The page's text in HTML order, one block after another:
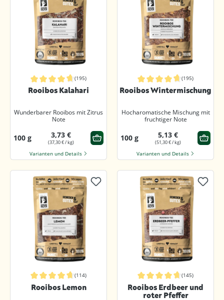
Durchschnittliche Bewertung von 4.7 von 5 Sternen
(195)
Rooibos Kalahari
Wunderbarer Rooibos mit Zitrus
Note
100 g 3,73 €
(37,30 € / kg)
Varianten und Details
Durchschnittliche Bewertung von
(195)
Rooibos Wintermischung
Hocharomatische Mischung mit
fruchtiger Note
100 g 5,13 €
(51,30 € / kg)
Varianten und Details
Durchschnittliche Bewertung von 4.8 von 5 Sternen
(114)
Rooibos Lemon Durchschnittliche Bewertung von
(145)
Rooibos Erdbeer und
roter Pfeffer